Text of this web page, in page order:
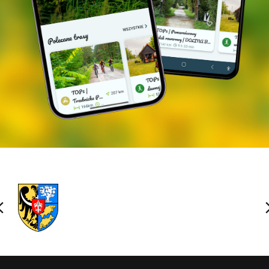
Das Sport- und Erholungszentrum der Gemeinde
verfügt über weitere Einrichtungen, darunter:
* Tennisplätze mit drei Ebenen und Flutlicht, mit
Ziegelbelag,
* ein Freibad mit Attraktionen (Geysire, Rutschen),
saisonal geöffnet ist,
(wenn die Außentemperatur unter +5 °C liegt),
* Gemeinschaftsraum mit einer großen Grünfläche,
wo man grillen, ein Lagerfeuer machen,
Beachvolleyball spielen kann,